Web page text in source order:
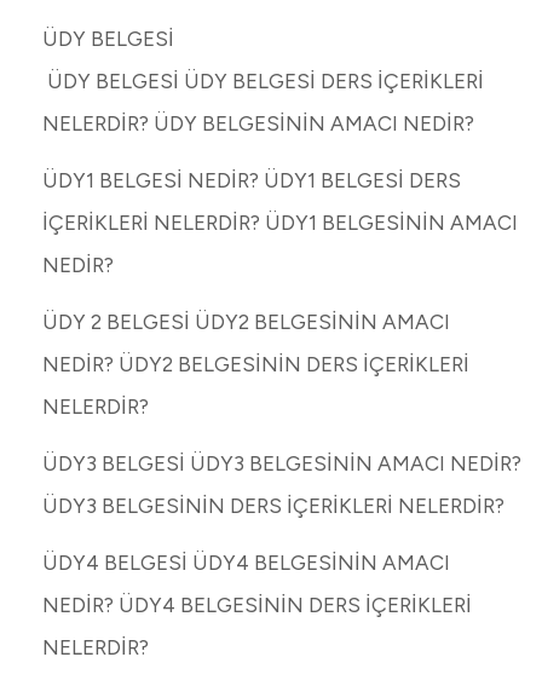
ÜDY BELGESİ
ÜDY BELGESİ ÜDY BELGESİ DERS İÇERİKLERİ
NELERDİR? ÜDY BELGESİNİN AMACI NEDİR?
ÜDY1 BELGESİ NEDİR? ÜDY1 BELGESİ DERS
İÇERİKLERİ NELERDİR? ÜDY1 BELGESİNİN AMACI
NEDİR?
ÜDY 2 BELGESİ ÜDY2 BELGESİNİN AMACI
NEDİR? ÜDY2 BELGESİNİN DERS İÇERİKLERİ
NELERDİR?
ÜDY3 BELGESİ ÜDY3 BELGESİNİN AMACI NEDİR?
ÜDY3 BELGESİNİN DERS İÇERİKLERİ NELERDİR?
ÜDY4 BELGESİ ÜDY4 BELGESİNİN AMACI
NEDİR? ÜDY4 BELGESİNİN DERS İÇERİKLERİ
NELERDİR?